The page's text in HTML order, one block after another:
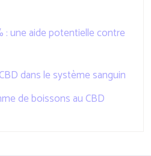
: une aide potentielle contre
dans le système sanguin
de boissons au CBD